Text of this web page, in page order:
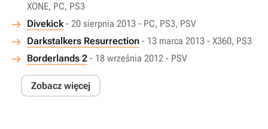
XONE, PC, PS3
Divekick - 20 sierpnia 2013 - PC, PS3, PSV
Darkstalkers Resurrection - 13 marca 2013 - X360, PS3
Borderlands 2 - 18 września 2012 - PSV
Zobacz więcej